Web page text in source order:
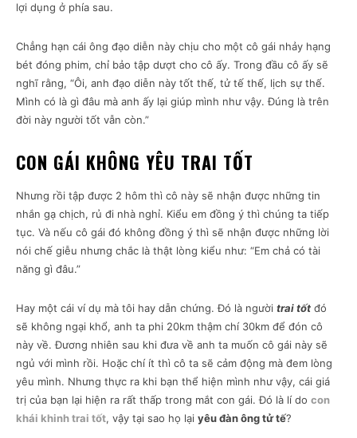
lợi dụng ở phía sau.
Chẳng hạn cái ông đạo diễn này chịu cho một cô gái nhảy hạng
bét đóng phim, chỉ bảo tập dượt cho cô ấy. Trong đầu cô ấy sẽ
nghĩ rằng, “Ôi, anh đạo diễn này tốt thế, tử tế thế, lịch sự thế.
Mình có là gì đâu mà anh ấy lại giúp mình như vậy. Đúng là trên
đời này người tốt vẫn còn.”
CON GÁI KHÔNG YÊU TRAI TỐT
Nhưng rồi tập được 2 hôm thì cô này sẽ nhận được những tin
nhắn gạ chịch, rủ đi nhà nghỉ. Kiểu em đồng ý thì chúng ta tiếp
tục. Và nếu cô gái đó không đồng ý thì sẽ nhận được những lời
nói chế giễu nhưng chắc là thật lòng kiểu như: “Em chả có tài
năng gì đâu.”
Hay một cái ví dụ mà tôi hay dẫn chứng. Đó là người trai tốt đó
sẽ không ngại khổ, anh ta phi 20km thậm chí 30km để đón cô
này về. Đương nhiên sau khi đưa về anh ta muốn cô gái này sẽ
ngủ với mình rồi. Hoặc chí ít thì cô ta sẽ cảm động mà đem lòng
yêu mình. Nhưng thực ra khi bạn thể hiện mình như vậy, cái giá
trị của bạn lại hiện ra rất thấp trong mắt con gái. Đó là lí do con
khái khinh trai tốt, vậy tại sao họ lại yêu đàn ông tử tế?